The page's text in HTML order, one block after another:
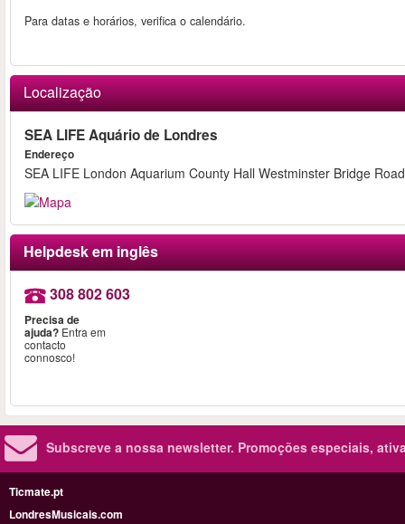
Para datas e horários, verifica o calendário.
Localização
SEA LIFE Aquário de Londres
Endereço
SEA LIFE London Aquarium County Hall Westminster Bridge
Helpdesk em inglês
308 802 603
Precisa de
ajuda? Entra em
contacto
connosco!
Subscreve a nossa newsletter. Promoções especiais,
Ticmate.pt
LondresMusicais.com